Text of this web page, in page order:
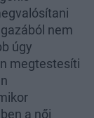
nem
úgy
megtestesíti
a női